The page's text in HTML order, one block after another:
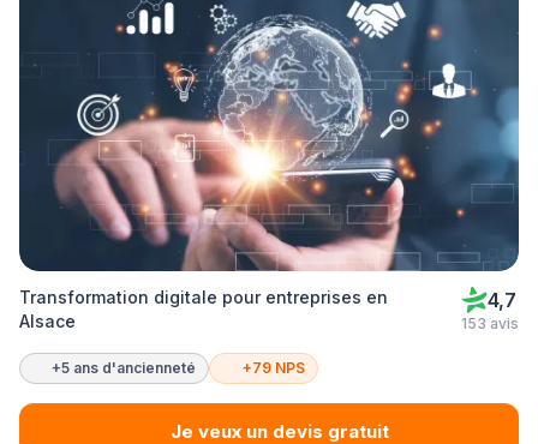
Transformation digitale pour entreprises en
Alsace
4,7
153 avis
+5 ans d'ancienneté +79 NPS
Je veux un devis gratuit